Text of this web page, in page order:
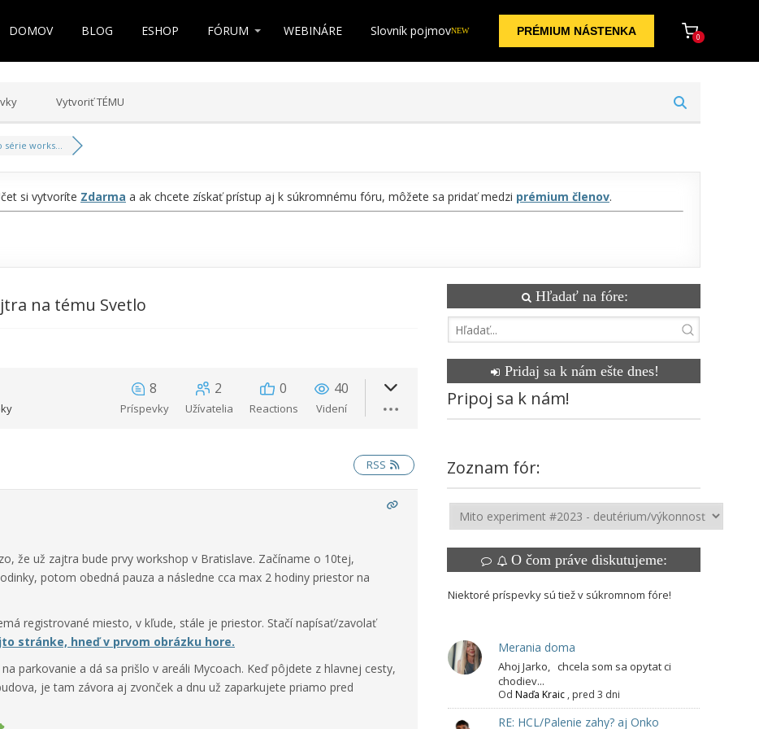
DOMOV BLOG ESHOP FÓRUM WEBINÁRE Slovník pojmovNEW PRÉMIUM NÁSTENKA 0
Vytvoriť TÉMU
série works...
si vytvoríte Zdarma a ak chcete získať prístup aj k súkromnému fóru, môžete sa pridať medzi prémium členov.
na tému Svetlo
8
Príspevky
2
Užívatelia
0
Reactions
40
Videní
RSS
že už zajtra bude prvy workshop v Bratislave. Začíname o 10tej,
potom obedná pauza a následne cca max 2 hodiny priestor na
registrované miesto, v kľude, stále je priestor. Stačí napísať/zavolať
stránke, hneď v prvom obrázku hore.
parkovanie a dá sa prišlo v areáli Mycoach. Keď pôjdete z hlavnej cesty,
je tam závora aj zvonček a dnu už zaparkujete priamo pred
Hľadať na fóre:
Pridaj sa k nám ešte dnes!
Pripoj sa k nám!
Zoznam fór:
O čom práve diskutujeme:
Niektoré príspevky sú tiež v súkromnom fóre!
Merania doma
Ahoj Jarko, chcela som sa opytat ci
chodiev...
Od Naďa Kraic , pred 3 dni
RE: HCL/Palenie zahy? aj Onko